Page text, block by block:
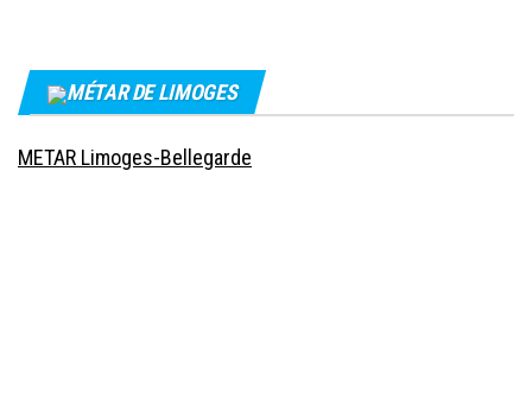
MÉTAR DE LIMOGES
METAR Limoges-Bellegarde